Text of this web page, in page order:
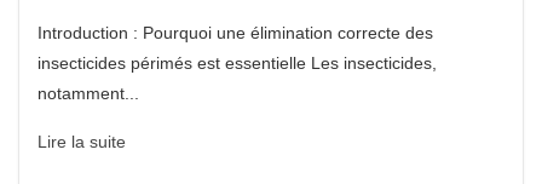
Introduction : Pourquoi une élimination correcte des
insecticides périmés est essentielle Les insecticides,
notamment...
Lire la suite